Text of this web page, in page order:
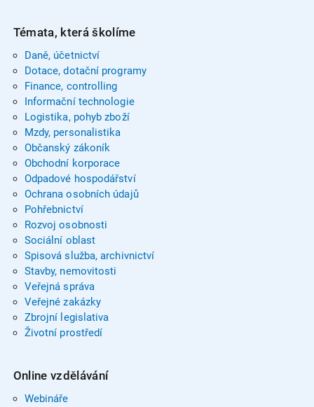
Témata, která školíme
Daně, účetnictví
Dotace, dotační programy
Finance, controlling
Informační technologie
Logistika, pohyb zboží
Mzdy, personalistika
Občanský zákoník
Obchodní korporace
Odpadové hospodářství
Ochrana osobních údajů
Pohřebnictví
Rozvoj osobnosti
Sociální oblast
Spisová služba, archivnictví
Stavby, nemovitosti
Veřejná správa
Veřejné zakázky
Zbrojní legislativa
Životní prostředí
Online vzdělávání
Webináře